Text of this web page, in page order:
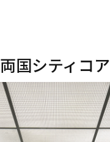
両国シティコア